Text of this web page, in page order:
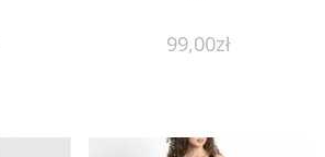
99,00zł